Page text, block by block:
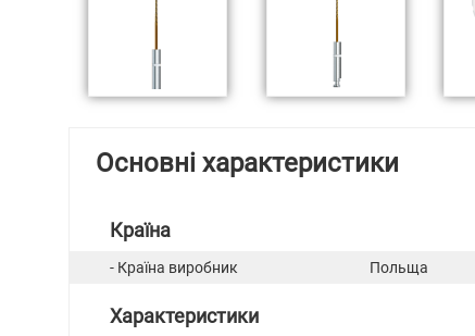
Основні характеристики
Країна
- Країна виробник Польща
Характеристики